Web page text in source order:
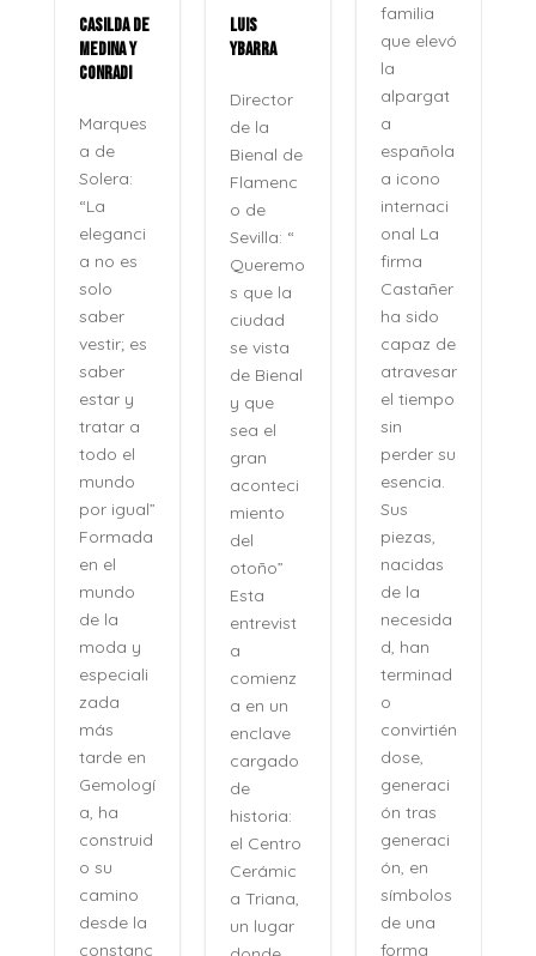
CASILDA DE
MEDINA Y
CONRADI
Marques
a de
Solera:
“La
eleganci
a no es
solo
saber
vestir; es
saber
estar y
tratar a
todo el
mundo
por igual”
Formada
en el
mundo
de la
moda y
especiali
zada
más
tarde en
Gemologí
a, ha
construid
o su
camino
desde la
constanc
LUIS
YBARRA
Director
de la
Bienal de
Flamenc
o de
Sevilla: “
Queremo
s que la
ciudad
se vista
de Bienal
y que
sea el
gran
aconteci
miento
del
otoño”
Esta
entrevist
a
comienz
a en un
enclave
cargado
de
historia:
el Centro
Cerámic
a Triana,
un lugar
familia
que elevó
la
alpargat
a
española
a icono
internaci
onal La
firma
Castañer
ha sido
capaz de
atravesar
el tiempo
sin
perder su
esencia.
Sus
piezas,
nacidas
de la
necesida
d, han
terminad
o
convirtién
dose,
generaci
ón tras
generaci
ón, en
símbolos
de una
forma